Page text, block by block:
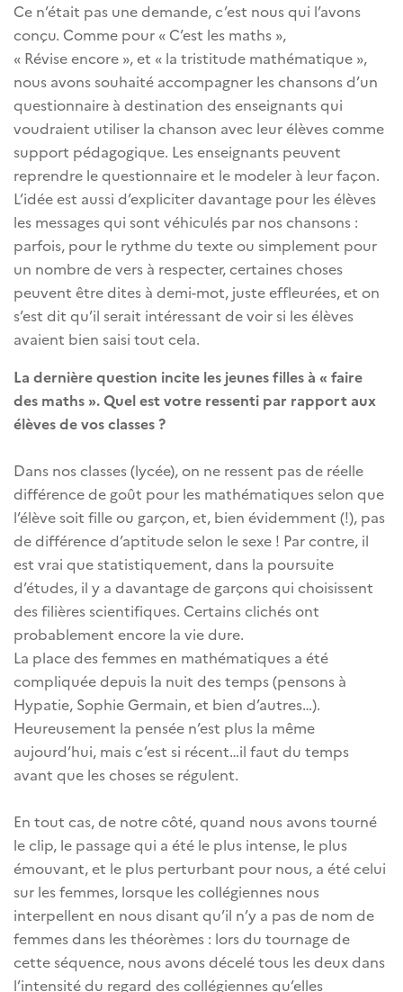
Ce n’était pas une demande, c’est nous qui l’avons
conçu. Comme pour « C’est les maths »,
« Révise encore », et « la tristitude mathématique »,
nous avons souhaité accompagner les chansons d’un
questionnaire à destination des enseignants qui
voudraient utiliser la chanson avec leur élèves comme
support pédagogique. Les enseignants peuvent
reprendre le questionnaire et le modeler à leur façon.
L’idée est aussi d’expliciter davantage pour les élèves
les messages qui sont véhiculés par nos chansons :
parfois, pour le rythme du texte ou simplement pour
un nombre de vers à respecter, certaines choses
peuvent être dites à demi-mot, juste effleurées, et on
s’est dit qu’il serait intéressant de voir si les élèves
avaient bien saisi tout cela.
La dernière question incite les jeunes filles à « faire
des maths ». Quel est votre ressenti par rapport aux
élèves de vos classes ?
Dans nos classes (lycée), on ne ressent pas de réelle
différence de goût pour les mathématiques selon que
l’élève soit fille ou garçon, et, bien évidemment (!), pas
de différence d’aptitude selon le sexe ! Par contre, il
est vrai que statistiquement, dans la poursuite
d’études, il y a davantage de garçons qui choisissent
des filières scientifiques. Certains clichés ont
probablement encore la vie dure.
La place des femmes en mathématiques a été
compliquée depuis la nuit des temps (pensons à
Hypatie, Sophie Germain, et bien d’autres…).
Heureusement la pensée n’est plus la même
aujourd’hui, mais c’est si récent…il faut du temps
avant que les choses se régulent.
En tout cas, de notre côté, quand nous avons tourné
le clip, le passage qui a été le plus intense, le plus
émouvant, et le plus perturbant pour nous, a été celui
sur les femmes, lorsque les collégiennes nous
interpellent en nous disant qu’il n’y a pas de nom de
femmes dans les théorèmes : lors du tournage de
cette séquence, nous avons décelé tous les deux dans
l’intensité du regard des collégiennes qu’elles